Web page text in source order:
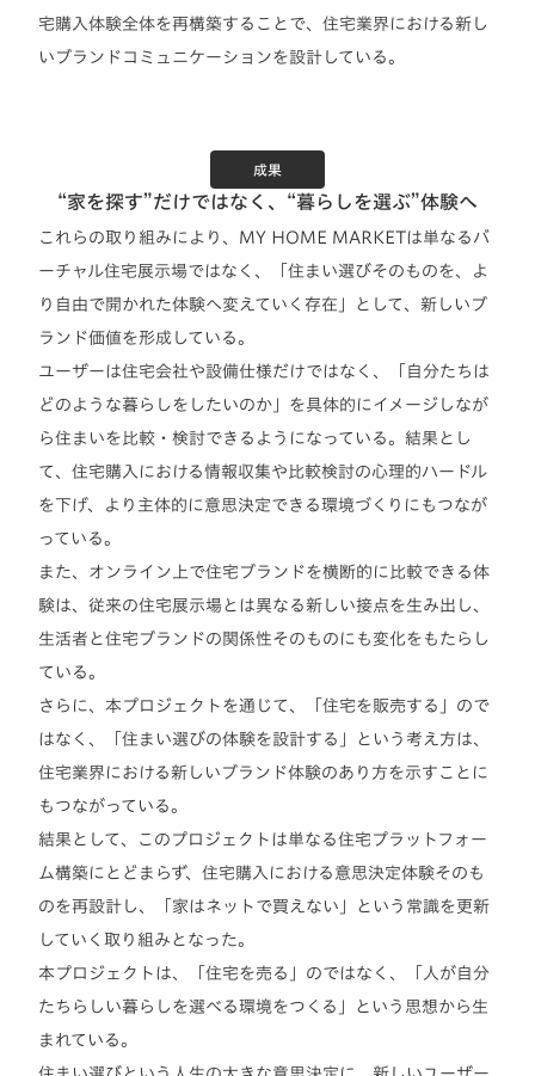
宅購入体験全体を再構築することで、住宅業界における新し
いブランドコミュニケーションを設計している。
成果
“家を探す”だけではなく、“暮らしを選ぶ”体験へ
これらの取り組みにより、MY HOME MARKETは単なるバ
ーチャル住宅展示場ではなく、「住まい選びそのものを、よ
り自由で開かれた体験へ変えていく存在」として、新しいブ
ランド価値を形成している。
ユーザーは住宅会社や設備仕様だけではなく、「自分たちは
どのような暮らしをしたいのか」を具体的にイメージしなが
ら住まいを比較・検討できるようになっている。結果とし
て、住宅購入における情報収集や比較検討の心理的ハードル
を下げ、より主体的に意思決定できる環境づくりにもつなが
っている。
また、オンライン上で住宅ブランドを横断的に比較できる体
験は、従来の住宅展示場とは異なる新しい接点を生み出し、
生活者と住宅ブランドの関係性そのものにも変化をもたらし
ている。
さらに、本プロジェクトを通じて、「住宅を販売する」ので
はなく、「住まい選びの体験を設計する」という考え方は、
住宅業界における新しいブランド体験のあり方を示すことに
もつながっている。
結果として、このプロジェクトは単なる住宅プラットフォー
ム構築にとどまらず、住宅購入における意思決定体験そのも
のを再設計し、「家はネットで買えない」という常識を更新
していく取り組みとなった。
本プロジェクトは、「住宅を売る」のではなく、「人が自分
たちらしい暮らしを選べる環境をつくる」という思想から生
まれている。